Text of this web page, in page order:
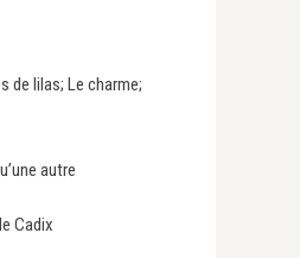
de lilas; Le charme;
autre
Cadix